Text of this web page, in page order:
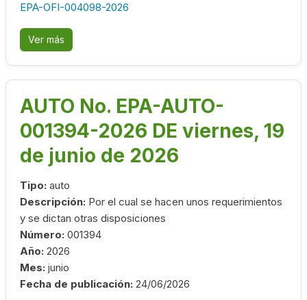
EPA-OFI-004098-2026
Ver más
AUTO No. EPA-AUTO-
001394-2026 DE viernes, 19
de junio de 2026
Tipo: auto
Descripción: Por el cual se hacen unos requerimientos
y se dictan otras disposiciones
Número: 001394
Año: 2026
Mes: junio
Fecha de publicación: 24/06/2026